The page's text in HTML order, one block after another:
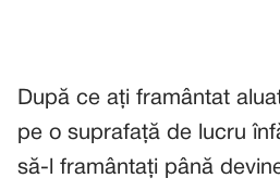
După ce ați framântat
pe o suprafață de lucru
să-l framântați până